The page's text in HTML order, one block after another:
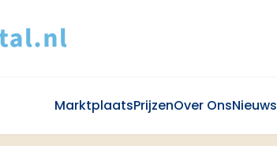
MarktplaatsPrijzenOver OnsNieuws